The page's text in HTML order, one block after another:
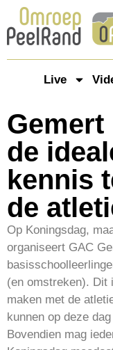
Live
de
kennis
de
Op Koningsdag,
organiseert GAC
(en omstreken). Dit
maken met de
kunnen op deze
Bovendien mag